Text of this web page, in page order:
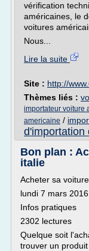
vérification
américaines, le
voitures
Nous...
Lire la suite
Site : http://
Thèmes liés :
importateur voiture
americaine /
d'importation
Bon plan :
italie
Acheter sa
lundi 7 mars 2016
Infos pratiques
2302 lectures
Quelque soit
trouver un